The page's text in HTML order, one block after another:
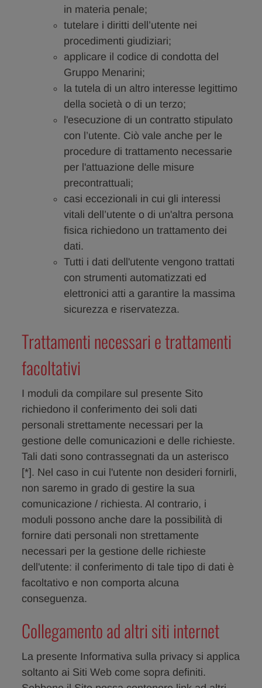
in materia penale;
tutelare i diritti dell’utente nei
procedimenti giudiziari;
applicare il codice di condotta del
Gruppo Menarini;
la tutela di un altro interesse legittimo
della società o di un terzo;
l'esecuzione di un contratto stipulato
con l’utente. Ciò vale anche per le
procedure di trattamento necessarie
per l'attuazione delle misure
precontrattuali;
casi eccezionali in cui gli interessi
vitali dell’utente o di un'altra persona
fisica richiedono un trattamento dei
dati.
Tutti i dati dell'utente vengono trattati
con strumenti automatizzati ed
elettronici atti a garantire la massima
sicurezza e riservatezza.
Trattamenti necessari e trattamenti
facoltativi
I moduli da compilare sul presente Sito
richiedono il conferimento dei soli dati
personali strettamente necessari per la
gestione delle comunicazioni e delle richieste.
Tali dati sono contrassegnati da un asterisco
[*]. Nel caso in cui l'utente non desideri fornirli,
non saremo in grado di gestire la sua
comunicazione / richiesta. Al contrario, i
moduli possono anche dare la possibilità di
fornire dati personali non strettamente
necessari per la gestione delle richieste
dell'utente: il conferimento di tale tipo di dati è
facoltativo e non comporta alcuna
conseguenza.
Collegamento ad altri siti internet
La presente Informativa sulla privacy si applica
soltanto ai Siti Web come sopra definiti.